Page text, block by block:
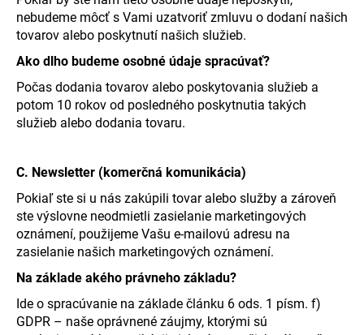
nebudeme môcť s Vami uzatvoriť zmluvu o dodaní našich
tovarov alebo poskytnutí našich služieb.
Ako dlho budeme osobné údaje spracúvať?
Počas dodania tovarov alebo poskytovania služieb a
potom 10 rokov od posledného poskytnutia takých
služieb alebo dodania tovaru.
C. Newsletter (komerčná komunikácia)
Pokiaľ ste si u nás zakúpili tovar alebo služby a zároveň
ste výslovne neodmietli zasielanie marketingových
oznámení, použijeme Vašu e-mailovú adresu na
zasielanie našich marketingových oznámení.
Na základe akého právneho základu?
Ide o spracúvanie na základe článku 6 ods. 1 písm. f)
GDPR – naše oprávnené záujmy, ktorými sú